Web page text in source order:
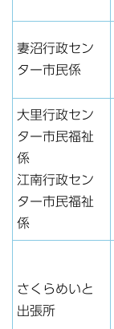
妻沼行政セン
ター市民係
大里行政セン
ター市民福祉
係
江南行政セン
ター市民福祉
係
さくらめいと
出張所